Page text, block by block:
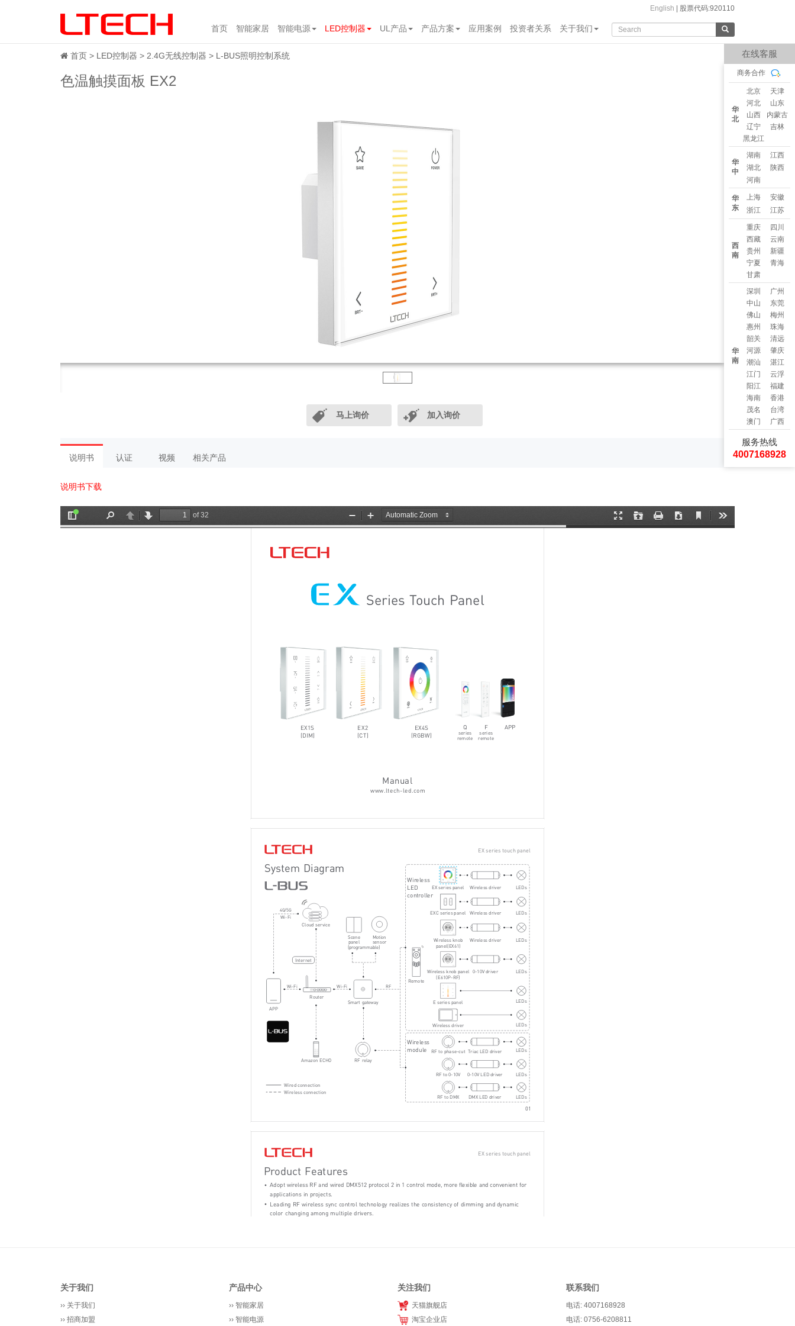
English 股票代码:920110
首页 智能家居 智能电源 LED控制器 UL产品 产品方案 应用案例 投资者关系 关于我们
首页 LED控制器 2.4G无线控制器 L-BUS照明控制系统
色温触摸面板 EX2
马上询价 加入询价
说明书 认证 视频 相关产品
说明书下载
关于我们
›› 关于我们
›› 招商加盟
产品中心
›› 智能家居
›› 智能电源
关注我们
天猫旗舰店
淘宝企业店
联系我们
电话: 4007168928
电话: 0756-6208811
在线客服
商务合作
华
北
北京
河北
山西
辽宁
黑龙江
天津
山东
内蒙古
吉林
华
中
湖南
湖北
河南
江西
陕西
华
东
上海
浙江
安徽
江苏
西
南
重庆
西藏
贵州
宁夏
甘肃
四川
云南
新疆
青海
华
南
深圳
中山
佛山
惠州
韶关
河源
潮汕
江门
阳江
海南
茂名
澳门
广州
东莞
梅州
珠海
清远
肇庆
湛江
云浮
福建
香港
台湾
广西
服务热线
4007168928